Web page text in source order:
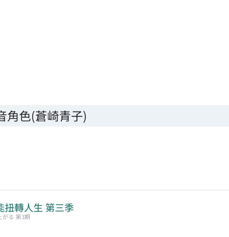
角色(蒼崎青子)
扭轉人生 第三季
る 第3期